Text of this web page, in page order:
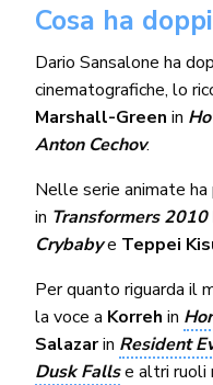
Cosa ha
Dario Sansalone ha
cinematografiche, lo
Marshall-Green in
Anton Cechov.
Nelle serie animate
in Transformers 2010
Crybabye Teppei
Per quanto riguarda il
la voce a Korreh in
Salazarin Resident
Dusk Fallse altri ruoli